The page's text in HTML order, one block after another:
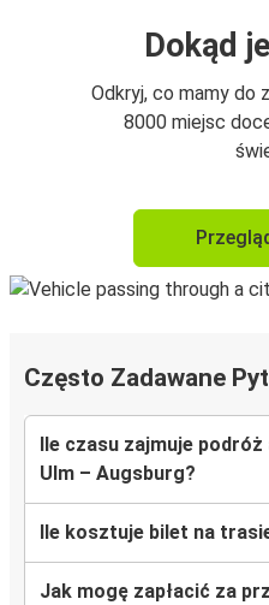
Dokąd
Odkryj, co mamy do
8000 miejsc
Często Zadawane
Ile czasu zajmuje
Ulm – Augsburg?
Ile kosztuje bilet na
Jak mogę zapłacić za